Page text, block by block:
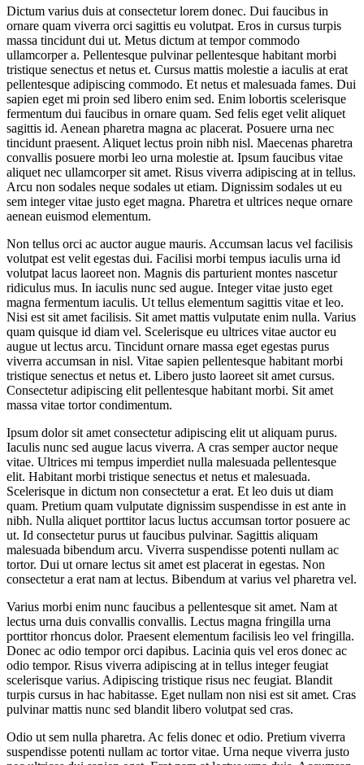
Dictum varius duis at consectetur lorem donec. Dui faucibus in
ornare quam viverra orci sagittis eu volutpat. Eros in cursus turpis
massa tincidunt dui ut. Metus dictum at tempor commodo
ullamcorper a. Pellentesque pulvinar pellentesque habitant morbi
tristique senectus et netus et. Cursus mattis molestie a iaculis at erat
pellentesque adipiscing commodo. Et netus et malesuada fames. Dui
sapien eget mi proin sed libero enim sed. Enim lobortis scelerisque
fermentum dui faucibus in ornare quam. Sed felis eget velit aliquet
sagittis id. Aenean pharetra magna ac placerat. Posuere urna nec
tincidunt praesent. Aliquet lectus proin nibh nisl. Maecenas pharetra
convallis posuere morbi leo urna molestie at. Ipsum faucibus vitae
aliquet nec ullamcorper sit amet. Risus viverra adipiscing at in tellus.
Arcu non sodales neque sodales ut etiam. Dignissim sodales ut eu
sem integer vitae justo eget magna. Pharetra et ultrices neque ornare
aenean euismod elementum.
Non tellus orci ac auctor augue mauris. Accumsan lacus vel facilisis
volutpat est velit egestas dui. Facilisi morbi tempus iaculis urna id
volutpat lacus laoreet non. Magnis dis parturient montes nascetur
ridiculus mus. In iaculis nunc sed augue. Integer vitae justo eget
magna fermentum iaculis. Ut tellus elementum sagittis vitae et leo.
Nisi est sit amet facilisis. Sit amet mattis vulputate enim nulla. Varius
quam quisque id diam vel. Scelerisque eu ultrices vitae auctor eu
augue ut lectus arcu. Tincidunt ornare massa eget egestas purus
viverra accumsan in nisl. Vitae sapien pellentesque habitant morbi
tristique senectus et netus et. Libero justo laoreet sit amet cursus.
Consectetur adipiscing elit pellentesque habitant morbi. Sit amet
massa vitae tortor condimentum.
Ipsum dolor sit amet consectetur adipiscing elit ut aliquam purus.
Iaculis nunc sed augue lacus viverra. A cras semper auctor neque
vitae. Ultrices mi tempus imperdiet nulla malesuada pellentesque
elit. Habitant morbi tristique senectus et netus et malesuada.
Scelerisque in dictum non consectetur a erat. Et leo duis ut diam
quam. Pretium quam vulputate dignissim suspendisse in est ante in
nibh. Nulla aliquet porttitor lacus luctus accumsan tortor posuere ac
ut. Id consectetur purus ut faucibus pulvinar. Sagittis aliquam
malesuada bibendum arcu. Viverra suspendisse potenti nullam ac
tortor. Dui ut ornare lectus sit amet est placerat in egestas. Non
consectetur a erat nam at lectus. Bibendum at varius vel pharetra vel.
Varius morbi enim nunc faucibus a pellentesque sit amet. Nam at
lectus urna duis convallis convallis. Lectus magna fringilla urna
porttitor rhoncus dolor. Praesent elementum facilisis leo vel fringilla.
Donec ac odio tempor orci dapibus. Lacinia quis vel eros donec ac
odio tempor. Risus viverra adipiscing at in tellus integer feugiat
scelerisque varius. Adipiscing tristique risus nec feugiat. Blandit
turpis cursus in hac habitasse. Eget nullam non nisi est sit amet. Cras
pulvinar mattis nunc sed blandit libero volutpat sed cras.
Odio ut sem nulla pharetra. Ac felis donec et odio. Pretium viverra
suspendisse potenti nullam ac tortor vitae. Urna neque viverra justo